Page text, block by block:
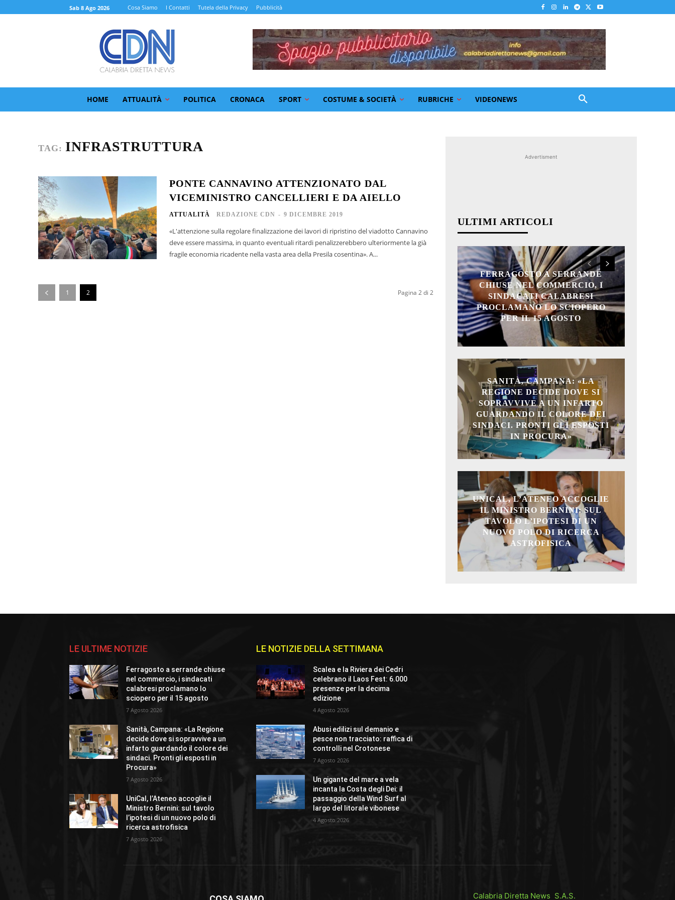
Sab 8 Ago 2026 Cosa Siamo I Contatti Tutela della Privacy Pubblicità
HOME ATTUALITÀ POLITICA CRONACA SPORT COSTUME & SOCIETÀ RUBRICHE VIDEONEWS
TAG: INFRASTRUTTURA
PONTE CANNAVINO ATTENZIONATO DAL
VICEMINISTRO CANCELLIERI E DA AIELLO
ATTUALITÀ REDAZIONE CDN - 9 DICEMBRE 2019
«L'attenzione sulla regolare finalizzazione dei lavori di ripristino del viadotto Cannavino
deve essere massima, in quanto eventuali ritardi penalizzerebbero ulteriormente la già
fragile economia ricadente nella vasta area della Presila cosentina». A...
1 2 Pagina 2 di 2
Advertisment
ULTIMI ARTICOLI
FERRAGOSTO A SERRANDE
CHIUSE NEL COMMERCIO, I
SINDACATI CALABRESI
PROCLAMANO LO SCIOPERO
PER IL 15 AGOSTO
SANITÀ, CAMPANA: «LA
REGIONE DECIDE DOVE SI
SOPRAVVIVE A UN INFARTO
GUARDANDO IL COLORE DEI
SINDACI. PRONTI GLI ESPOSTI
IN PROCURA»
UNICAL, L’ATENEO ACCOGLIE
IL MINISTRO BERNINI: SUL
TAVOLO L’IPOTESI DI UN
NUOVO POLO DI RICERCA
ASTROFISICA
LE ULTIME NOTIZIE
Ferragosto a serrande chiuse
nel commercio, i sindacati
calabresi proclamano lo
sciopero per il 15 agosto
7 Agosto 2026
Sanità, Campana: «La Regione
decide dove si sopravvive a un
infarto guardando il colore dei
sindaci. Pronti gli esposti in
Procura»
7 Agosto 2026
UniCal, l’Ateneo accoglie il
Ministro Bernini: sul tavolo
l’ipotesi di un nuovo polo di
ricerca astrofisica
7 Agosto 2026
LE NOTIZIE DELLA SETTIMANA
Scalea e la Riviera dei Cedri
celebrano il Laos Fest: 6.000
presenze per la decima
edizione
4 Agosto 2026
Abusi edilizi sul demanio e
pesce non tracciato: raffica di
controlli nel Crotonese
7 Agosto 2026
Un gigante del mare a vela
incanta la Costa degli Dei: il
passaggio della Wind Surf al
largo del litorale vibonese
4 Agosto 2026
Calabria Diretta News S.A.S.